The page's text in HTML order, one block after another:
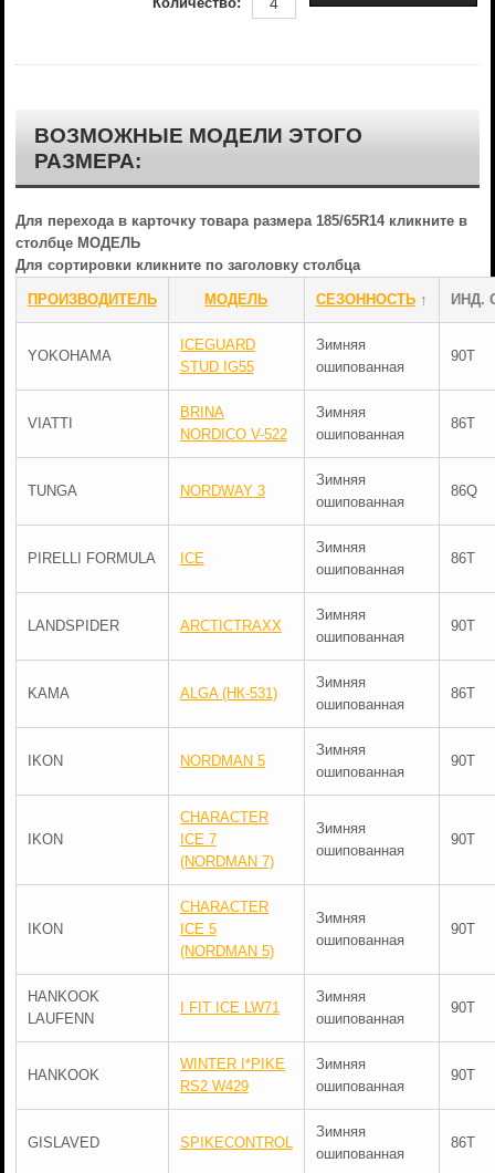
ВОЗМОЖНЫЕ МОДЕЛИ ЭТОГО
РАЗМЕРА:
Для перехода в карточку товара размера 185/65R14 кликните в
столбце МОДЕЛЬ
Для сортировки кликните по заголовку столбца
ПРОИЗВОДИТЕЛЬ МОДЕЛЬ СЕЗОННОСТЬ↑ ИНД.
YOKOHAMA
ICEGUARD
STUD IG55
Зимняя
ошипованная
90T
VIATTI
BRINA
NORDICO V-522
Зимняя
ошипованная
86T
TUNGA NORDWAY 3
Зимняя
ошипованная
86Q
PIRELLI FORMULA ICE
Зимняя
ошипованная
86T
LANDSPIDER ARCTICTRAXX
Зимняя
ошипованная
90T
KAMA ALGA (НК-531)
Зимняя
ошипованная
86T
IKON NORDMAN 5
Зимняя
ошипованная
90T
IKON
CHARACTER
ICE 7
(NORDMAN 7)
Зимняя
ошипованная
90T
IKON
CHARACTER
ICE 5
(NORDMAN 5)
Зимняя
ошипованная
90T
HANKOOK
LAUFENN
I FIT ICE LW71
Зимняя
ошипованная
90T
HANKOOK
WINTER I*PIKE
RS2 W429
Зимняя
ошипованная
90T
GISLAVED SPIKECONTROL
Зимняя
ошипованная
86T